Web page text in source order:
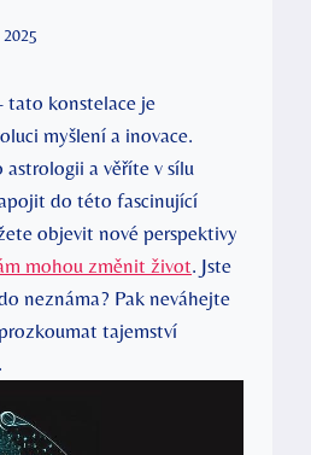
tato konstelace je
myšlení a inovace.
astrologii a věříte v sílu
do této fascinující
objevit nové perspektivy
mohou změnit život. Jste
neznáma? Pak neváhejte
tajemství